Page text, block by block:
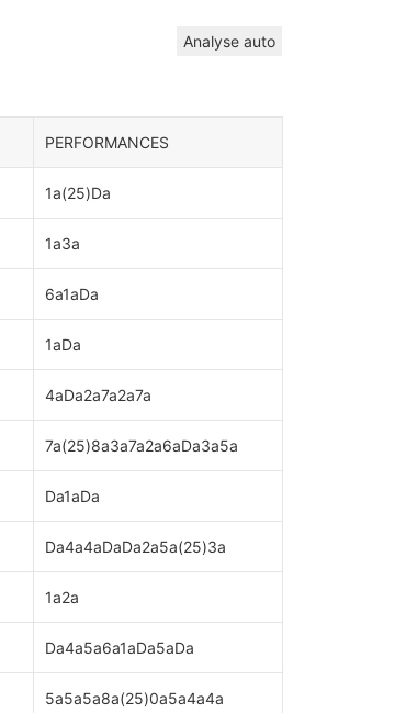
Analyse auto
PERFORMANCES
1a(25)Da
1a3a
6a1aDa
1aDa
4aDa2a7a2a7a
7a(25)8a3a7a2a6aDa3a5a
Da1aDa
Da4a4aDaDa2a5a(25)3a
1a2a
Da4a5a6a1aDa5aDa
5a5a5a8a(25)0a5a4a4a